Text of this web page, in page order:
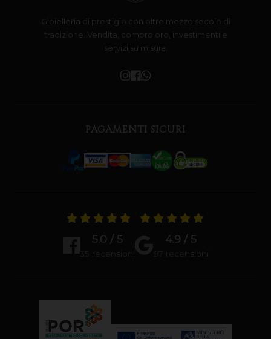
Gioielleria di prestigio con oltre mezzo secolo di
tradizione. Vendita, compro oro, investimenti e
servizi su misura.
PAGAMENTI SICURI
5.0 / 5 4.9 / 5